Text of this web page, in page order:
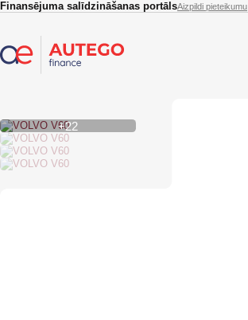
Skip to main content
Finansējuma salīdzināšanas portālsAizpildi pieteikumu
+22